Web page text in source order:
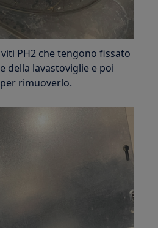
PH2 che tengono fissato
della lavastoviglie e poi
rimuoverlo.